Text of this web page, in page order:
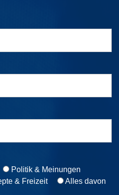
Politik & Meinungen
& Freizeit Alles davon